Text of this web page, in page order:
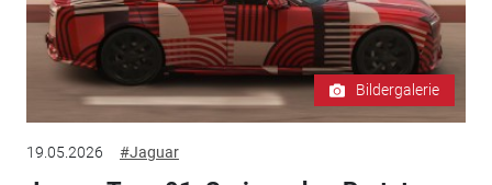
Bildergalerie
19.05.2026 #Jaguar